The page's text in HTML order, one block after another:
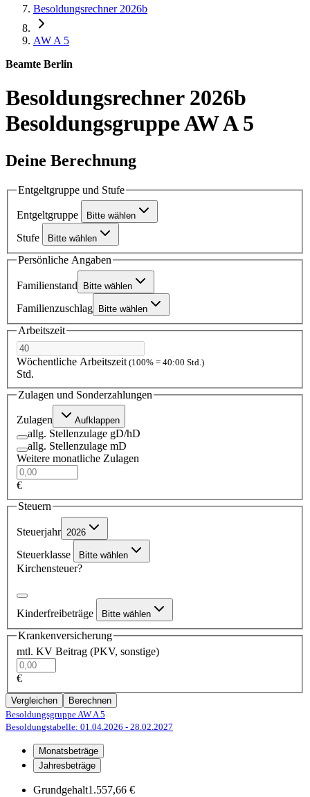
Besoldungsrechner 2026b
AW A 5
Beamte Berlin
Besoldungsrechner 2026b
Besoldungsgruppe AW A 5
Deine Berechnung
Entgeltgruppe und Stufe
Entgeltgruppe Bitte wählen
Stufe Bitte wählen
Persönliche Angaben
Familienstand Bitte wählen
Familienzuschlag Bitte wählen
Arbeitszeit
Wöchentliche Arbeitszeit (100% = 40:00 Std.)
Std.
Zulagen und Sonderzahlungen
Zulagen Aufklappen
allg. Stellenzulage gD/hD
allg. Stellenzulage mD
Weitere monatliche Zulagen
€
Steuern
Steuerjahr 2026
Steuerklasse Bitte wählen
Kirchensteuer?
Kinderfreibeträge Bitte wählen
Krankenversicherung
mtl. KV Beitrag (PKV, sonstige)
€
Vergleichen
Berechnen
Besoldungsgruppe AW A 5
Besoldungstabelle: 01.04.2026 - 28.02.2027
Monatsbeträge
Jahresbeträge
Grundgehalt1.557,66 €